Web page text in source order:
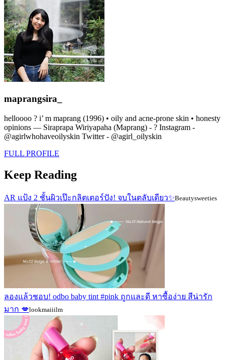
maprangsira_
helloooo ? i’ m maprang (1996) • oily and acne-prone skin • honesty
opinions — Siraprapa Wiriyapaha (Maprang) - ? Instagram -
@agirlwhohaveoilyskin Twitter - @agirl_oilyskin
FULL PROFILE
Keep Reading
AR แป้ง 2 ชั้นผิวเป๊ะกลิตเตอร์ปัง! จบในตลับเดียว✨Beautysweeties
ลองแล้วชอบ! odbo baby tint #pink ถูกและดี หาซื้อง่าย สีน่ารัก
มาก 💋lookmaiiilm